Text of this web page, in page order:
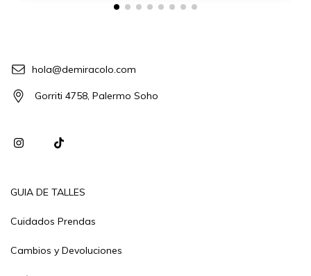
hola@demiracolo.com
Gorriti 4758, Palermo Soho
GUIA DE TALLES
Cuidados Prendas
Cambios y Devoluciones